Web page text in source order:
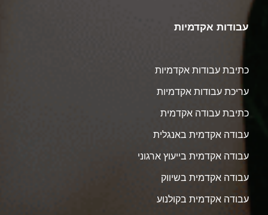
עבודות אקדמיות
כתיבת עבודות אקדמיות
עריכת עבודות אקדמיות
כתיבת עבודה אקדמית
עבודה אקדמית באנגלית
עבודה אקדמית בייעוץ ארגוני
עבודה אקדמית בשיווק
עבודה אקדמית בקולנוע